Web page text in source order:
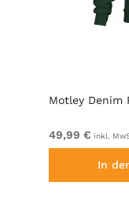
Motley Denim
49,99 € inkl.
In